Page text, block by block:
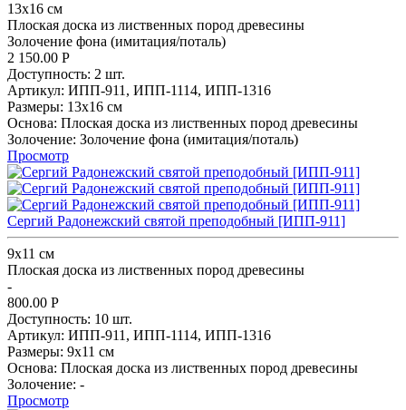
13x16 см
Плоская доска из лиственных пород древесины
Золочение фона (имитация/поталь)
2 150.00 Р
Доступность: 2 шт.
Артикул: ИПП-911, ИПП-1114, ИПП-1316
Размеры: 13x16 см
Основа: Плоская доска из лиственных пород древесины
Золочение: Золочение фона (имитация/поталь)
Просмотр
Сергий Радонежский святой преподобный [ИПП-911]
9х11 см
Плоская доска из лиственных пород древесины
-
800.00 Р
Доступность: 10 шт.
Артикул: ИПП-911, ИПП-1114, ИПП-1316
Размеры: 9х11 см
Основа: Плоская доска из лиственных пород древесины
Золочение: -
Просмотр